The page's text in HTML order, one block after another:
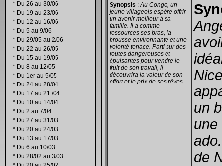
* Du 26 au 30/06
* Du 19 au 23/06
* Du 12 au 16/06
* Du 5 au 9/06
* Du 29/05 au 2/06
* Du 22 au 26/05
* Du 15 au 19/05
* Du 8 au 12/05
* Du 1er au 5/05
* Du 24 au 28/04
* Du 17 au 21 /04
* Du 10 au 14/04
* Du 2 au 7/04
* Du 27 au 31/03
* Du 20 au 24/03
* Du 13 au 17/03
* Du 6 au 10/03
* Du 28/02 au 3/03
Synopsis :Au Congo, un
jeune villageois espère offrir
un avenir meilleur à sa
famille. Il a comme
ressources ses bras, la
brousse environnante et une
volonté tenace. Parti sur des
routes dangereuses et
épuisantes pour vendre le
fruit de son travail, il
découvrira la valeur de son
effort et le prix de ses rêves.
un
une
de